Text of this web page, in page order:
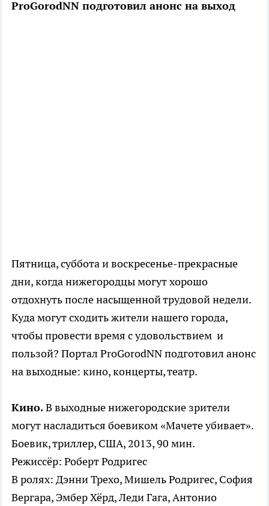
ProGorodNN подготовил анонс на выход
Пятница, суббота и воскресенье-прекрасные
дни, когда нижегородцы могут хорошо
отдохнуть после насыщенной трудовой недели.
Куда могут сходить жители нашего города,
чтобы провести время с удовольствием и
пользой? Портал ProGorodNN подготовил анонс
на выходные: кино, концерты, театр.
Кино.В выходные нижегородские зрители
могут насладиться боевиком «Мачете убивает».
Боевик, триллер, США, 2013, 90 мин.
Режиссёр: Роберт Родригес
В ролях: Дэнни Трехо, Мишель Родригес, София
Вергара, Эмбер Хёрд, Леди Гага, Антонио